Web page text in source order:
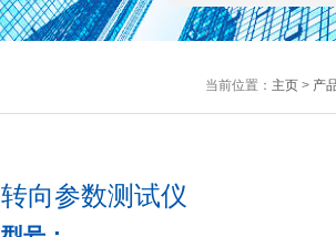
当前位置： 主页> 产
转向参数测试仪